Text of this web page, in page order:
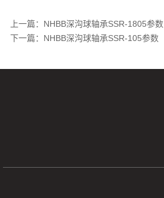
上一篇： NHBB深沟球轴承SSR-1805参数
下一篇： NHBB深沟球轴承SSR-105参数